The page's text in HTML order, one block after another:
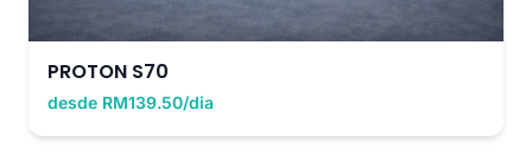
PROTON S70
desde RM139.50/dia